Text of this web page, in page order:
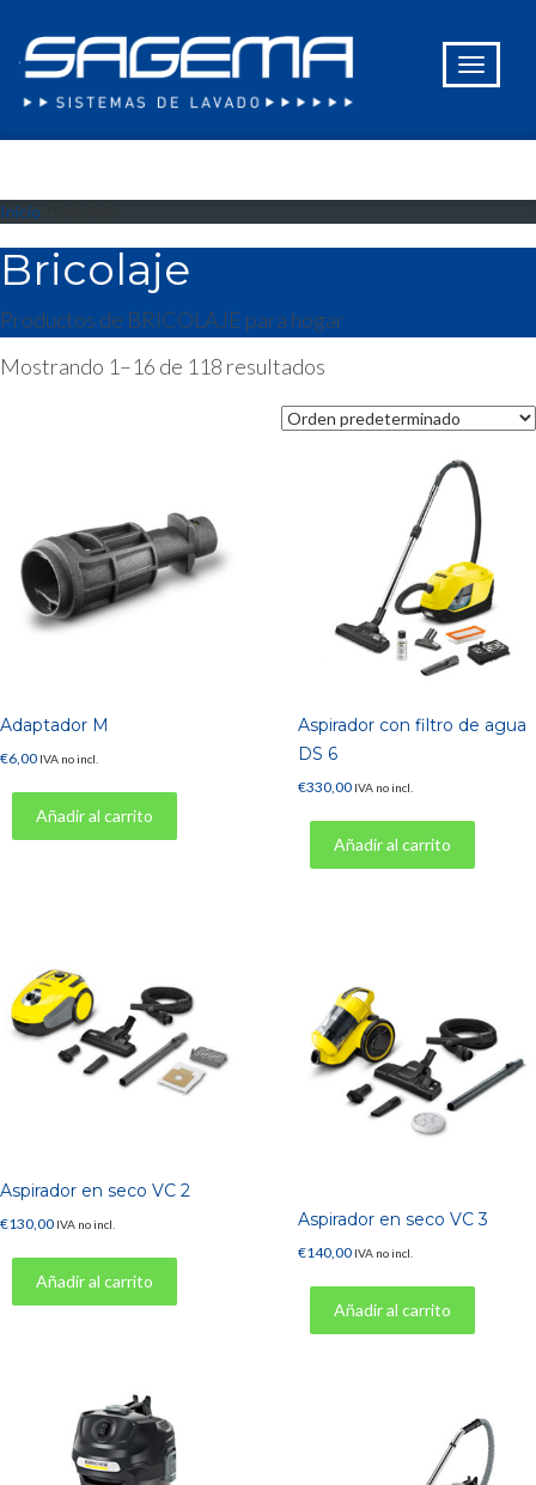
Inicio
Bricolaje
Productos de BRICOLAJE para hogar
Mostrando 1–16 de 118 resultados
Adaptador M
€6,00 IVA no incl.
Añadir al carrito
Aspirador con filtro de agua
DS 6
€330,00 IVA no incl.
Añadir al carrito
Aspirador en seco VC 2
€130,00 IVA no incl.
Añadir al carrito
Aspirador en seco VC 3
€140,00 IVA no incl.
Añadir al carrito